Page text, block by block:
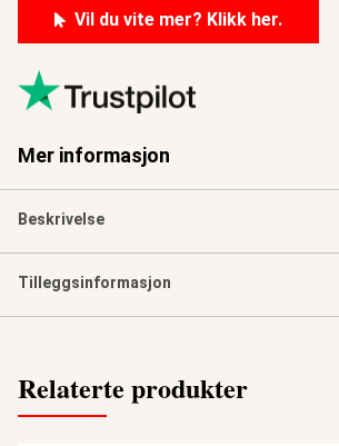
Vil du vite mer? Klikk her.
Mer informasjon
Beskrivelse
Tilleggsinformasjon
Relaterte produkter